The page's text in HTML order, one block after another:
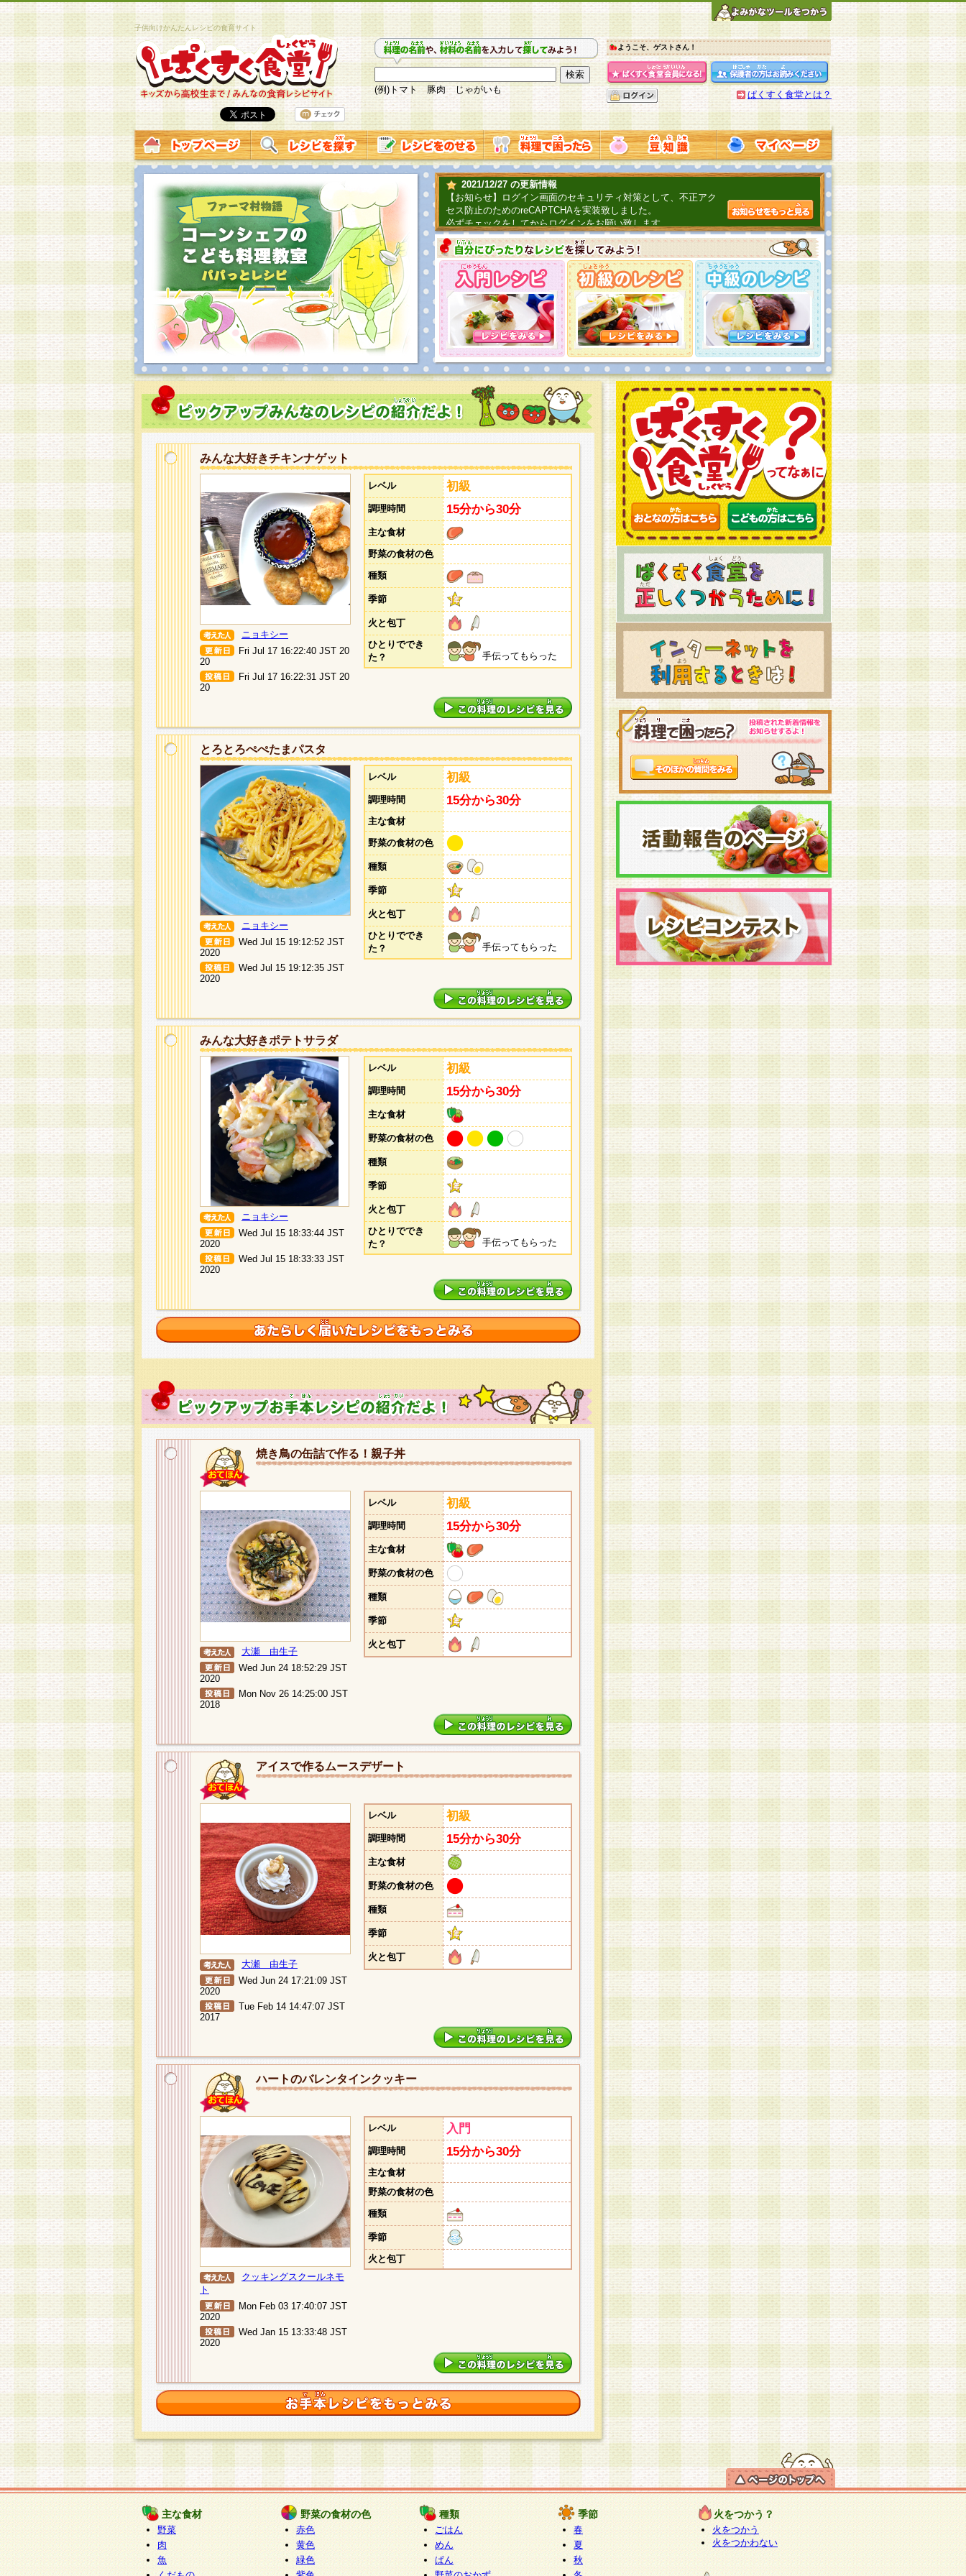
子供向けかんたんレシピの食育サイト
(例)トマト 豚肉 じゃがいも
ようこそ、ゲストさん！
ぱくすく食堂とは？
2021/12/27 の更新情報
【お知らせ】ログイン画面のセキュリティ対策として、不正アク
セス防止のためのreCAPTCHAを実装致しました。
必ずチェックをしてからログインをお願い致します。
2019/06/04 の更新情報
ファーマ村からコーンシェフが簡単レシピを紹介するよ！こちら
2018/07/01 の更新情報
チャレンジ企画第三弾！お母さん、お父さんへ日頃の感謝をこめ
てごはんを作ろう！は終了致しました。たくさんの投稿、ありが
とうございました。次回企画もお楽しみに！
みんな大好きチキンナゲット
ニョキシー
Fri Jul 17 16:22:40 JST 20
20
Fri Jul 17 16:22:31 JST 20
20
レベル 初級
調理時間 15分から30分
主な食材
野菜の食材の色
種類
季節
火と包丁
ひとりででき
た？
手伝ってもらった
とろとろぺぺたまパスタ
ニョキシー
Wed Jul 15 19:12:52 JST
2020
Wed Jul 15 19:12:35 JST
2020
レベル 初級
調理時間 15分から30分
主な食材
野菜の食材の色
種類
季節
火と包丁
ひとりででき
た？
手伝ってもらった
みんな大好きポテトサラダ
ニョキシー
Wed Jul 15 18:33:44 JST
2020
Wed Jul 15 18:33:33 JST
2020
レベル 初級
調理時間 15分から30分
主な食材
野菜の食材の色
種類
季節
火と包丁
ひとりででき
た？
手伝ってもらった
焼き鳥の缶詰で作る！親子丼
大瀬 由生子
Wed Jun 24 18:52:29 JST
2020
Mon Nov 26 14:25:00 JST
2018
レベル 初級
調理時間 15分から30分
主な食材
野菜の食材の色
種類
季節
火と包丁
アイスで作るムースデザート
大瀬 由生子
Wed Jun 24 17:21:09 JST
2020
Tue Feb 14 14:47:07 JST
2017
レベル 初級
調理時間 15分から30分
主な食材
野菜の食材の色
種類
季節
火と包丁
ハートのバレンタインクッキー
クッキングスクールネモ
ト
Mon Feb 03 17:40:07 JST
2020
Wed Jan 15 13:33:48 JST
2020
レベル 入門
調理時間 15分から30分
主な食材
野菜の食材の色
種類
季節
火と包丁
主な食材
野菜
肉
魚
野菜の食材の色
赤色
黄色
緑色
種類
ごはん
めん
ぱん
季節
春
夏
秋
火をつかう？
火をつかう
火をつかわない